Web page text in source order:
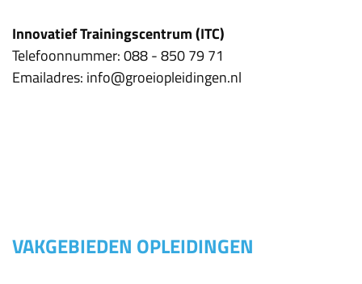
Innovatief Trainingscentrum (ITC)
Telefoonnummer: 088 - 850 79 71
Emailadres: info@groeiopleidingen.nl
VAKGEBIEDEN OPLEIDINGEN